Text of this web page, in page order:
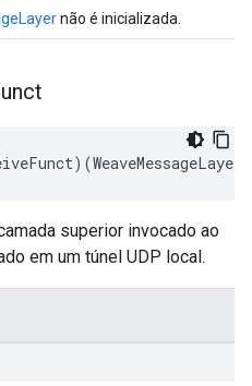
não é inicializada.
)(WeaveMessageLayer
superior invocado ao
em um túnel UDP local.